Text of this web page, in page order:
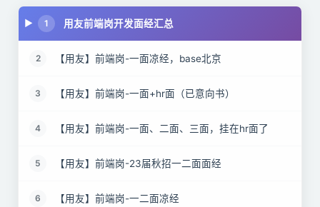
1 用友前端岗开发面经汇总
2 【用友】前端岗-一面凉经，base北京
3 【用友】前端岗-一面+hr面（已意向书）
4 【用友】前端岗-一面、二面、三面，挂在hr面了
5 【用友】前端岗-23届秋招一二面面经
6 【用友】前端岗-一二面凉经